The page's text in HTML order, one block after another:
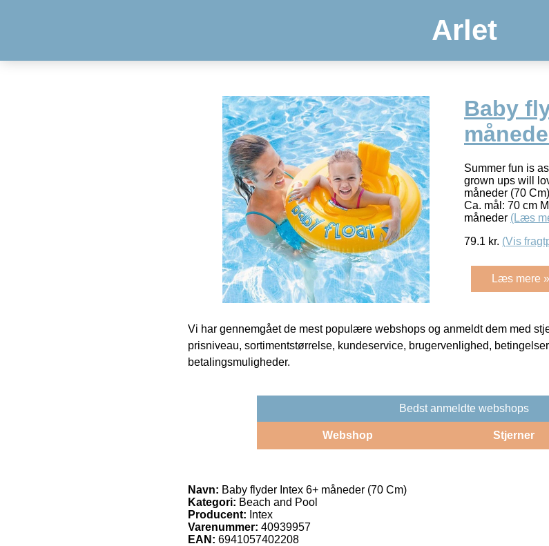
Arlet
Baby
Summer fun is
grown ups will
måneder (70
Ca. mål: 70 cm
måneder (Læs
79.1 kr. (Vis
Læs mere »
Vi har gennemgået de mest populære webshops og anmeldt dem med
prisniveau, sortimentstørrelse, kundeservice, brugervenlighed,
betalingsmuligheder.
Bedst anmeldte webshops
Webshop Stjerner
Navn: Baby flyder Intex 6+ måneder (70 Cm)
Kategori: Beach and Pool
Producent: Intex
Varenummer: 40939957
EAN: 6941057402208